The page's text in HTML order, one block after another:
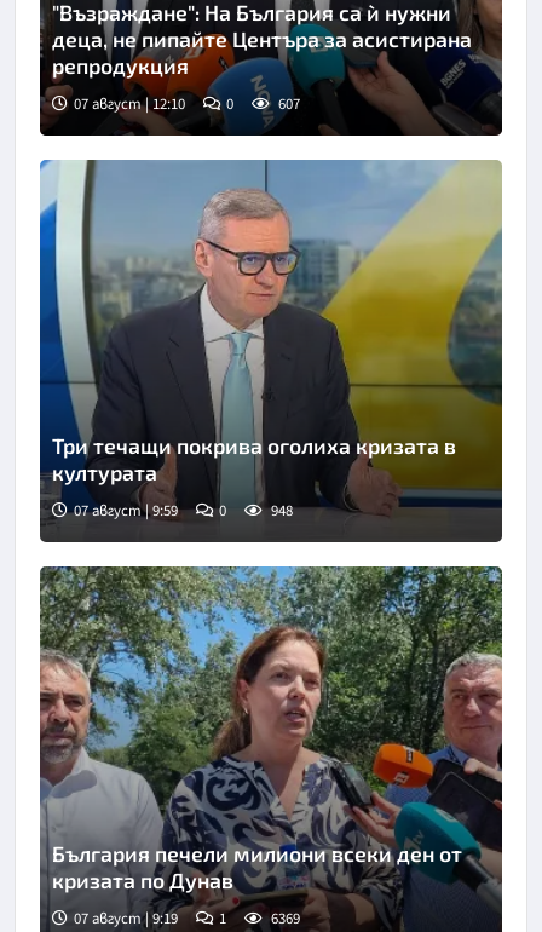
"Възраждане": На България са ѝ нужни
деца, не пипайте Центъра за асистирана
репродукция
07 август | 12:10 0 607
Снимка: БНТ
Три течащи покрива оголиха кризата в
културата
07 август | 9:59 0 948
България печели милиони всеки ден от
кризата по Дунав
07 август | 9:19 1 6369